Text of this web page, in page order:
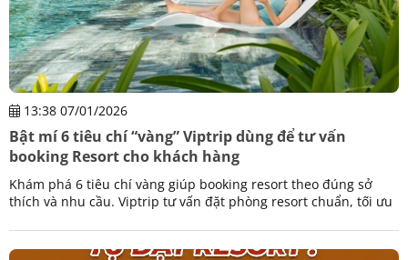
13:38 07/01/2026
Bật mí 6 tiêu chí “vàng” Viptrip dùng để tư vấn
booking Resort cho khách hàng
Khám phá 6 tiêu chí vàng giúp booking resort theo đúng sở
thích và nhu cầu. Viptrip tư vấn đặt phòng resort chuẩn, tối ưu